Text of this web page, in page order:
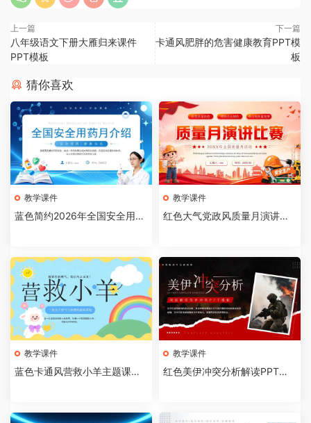
上一篇
八年级语文下册大雁归来课件
PPT模板
下一篇
卡通风肥胖的危害健康教育PPT模
板
猜你喜欢
教学课件
蓝色简约2026年全国安全用药
教学课件
红色大气党政风质量月演讲比
教学课件
蓝色卡通风营救小羊主题课件P
教学课件
红色美伊冲突分析解读PPT模